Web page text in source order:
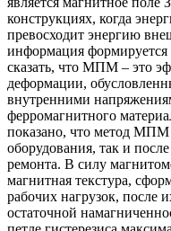
конструкциях, когда
превосходит энергию
информация
сказать, что МПМ – это
деформации,
внутренними
ферромагнитного
показано, что метод МПМ
оборудования, так и
ремонта. В силу
магнитная текстура,
рабочих нагрузок, после
остаточной